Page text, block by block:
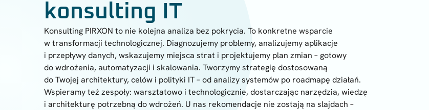
konsulting IT
Konsulting PIRXON to nie kolejna analiza bez pokrycia. To konkretne wsparcie
w transformacji technologicznej. Diagnozujemy problemy, analizujemy aplikacje
i przepływy danych, wskazujemy miejsca strat i projektujemy plan zmian – gotowy
do wdrożenia, automatyzacji i skalowania. Tworzymy strategię dostosowaną
do Twojej architektury, celów i polityki IT – od analizy systemów po roadmapę działań.
Wspieramy też zespoły: warsztatowo i technologicznie, dostarczając narzędzia, wiedzę
i architekturę potrzebną do wdrożeń. U nas rekomendacje nie zostają na slajdach –